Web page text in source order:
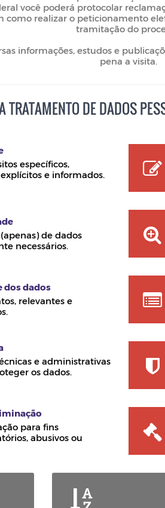
você poderá protocolar
como realizar o peticionamento
tramitação do
informações, estudos e
pena a visita.
TRATAMENTO DE DADOS
específicos,
e informados.
de dados
necessários.
dos dados
relevantes e
e administrativas
os dados.
para fins
abusivos ou